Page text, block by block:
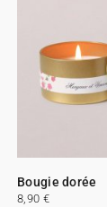
Bougie dorée
8,90 €